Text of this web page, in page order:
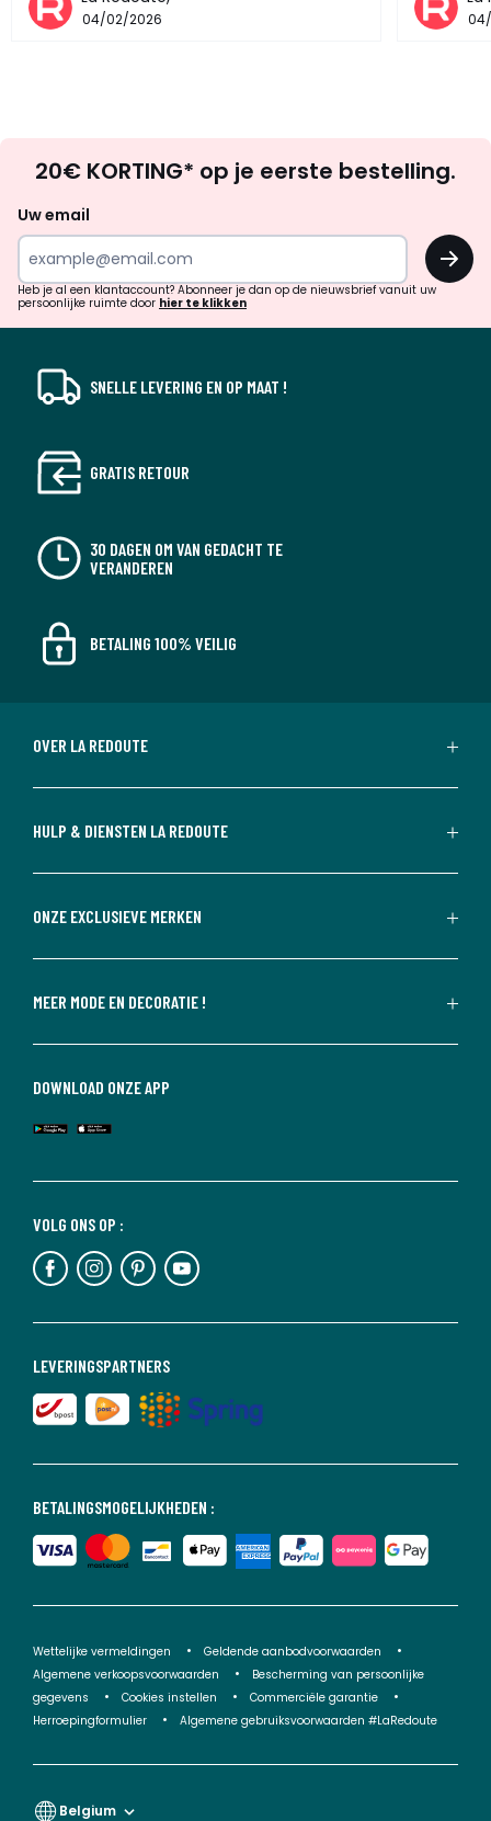
04/02/2026
zoek
inspiratie
verrassingen?
20€ KORTING* op je eerste bestelling.
Uw email
OK
Heb je al een klantaccount? Abonneer je dan op de nieuwsbrief vanuit uw
persoonlijke ruimte door hier te klikken
SNELLE LEVERING EN OP MAAT !
GRATIS RETOUR
30 DAGEN OM VAN GEDACHT TE
VERANDEREN
BETALING 100% VEILIG
OVER LA REDOUTE
HULP & DIENSTEN LA REDOUTE
ONZE EXCLUSIEVE MERKEN
MEER MODE EN DECORATIE !
BETALINGSMOGELIJKHEDEN :
LEVERINGSPARTNERS
VOLG ONS OP :
DOWNLOAD ONZE APP
Wettelijke vermeldingen
Geldende aanbodvoorwaarden
Algemene verkoopsvoorwaarden
Bescherming van persoonlijke
gegevens
Cookies instellen
Commerciële garantie
Herroepingformulier
Algemene gebruiksvoorwaarden #LaRedoute
Belgium